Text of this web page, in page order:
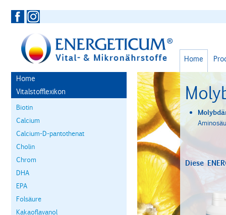
Home
Home
Vitalstofflexikon
Biotin
Calcium
Calcium-D-pantothenat
Cholin
Chrom
DHA
EPA
Folsäure
Kakaoflavanol
Diese